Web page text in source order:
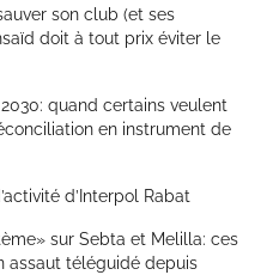
son club (et ses
doit à tout prix éviter le
quand certains veulent
en instrument de
d’Interpol Rabat
sur Sebta et Melilla: ces
assaut téléguidé depuis